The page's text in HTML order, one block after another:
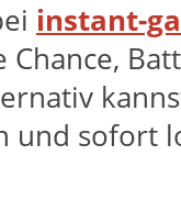
instant-
sofort